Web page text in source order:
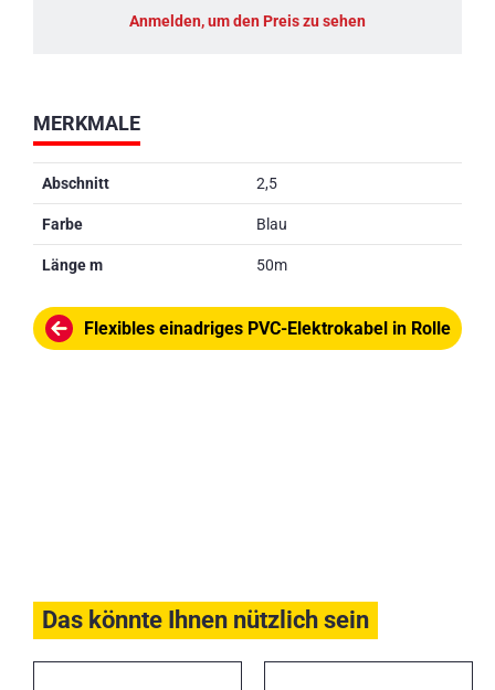
MERKMALE
Abschnitt 2,5
Farbe Blau
Länge m 50m
Flexibles einadriges PVC-Elektrokabel in Rolle
Anmelden, um den Preis zu sehen
Das könnte Ihnen nützlich sein